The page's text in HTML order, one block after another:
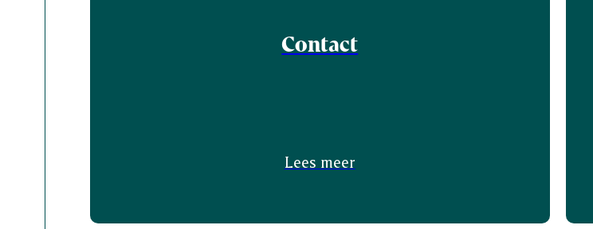
Contact
Lees meer